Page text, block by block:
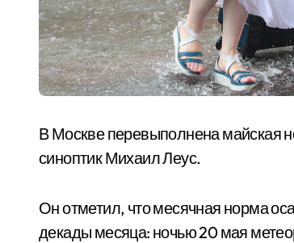
В Москве перевыполнена майская
синоптик Михаил Леус.
Он отметил, что месячная норма
декады месяца: ночью 20 мая